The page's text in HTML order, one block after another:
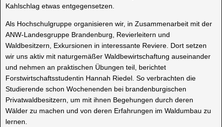
Kahlschlag etwas entgegensetzen.
Als Hochschulgruppe organisieren wir, in Zusammenarbeit mit der
ANW-Landesgruppe Brandenburg, Revierleitern und
Waldbesitzern, Exkursionen in interessante Reviere. Dort setzen
wir uns aktiv mit naturgemäßer Waldbewirtschaftung auseinander
und nehmen an praktischen Übungen teil, berichtet
Forstwirtschaftsstudentin Hannah Riedel. So verbrachten die
Studierende schon Wochenenden bei brandenburgischen
Privatwaldbesitzern, um mit ihnen Begehungen durch deren
Wälder zu machen und von deren Erfahrungen im Waldumbau zu
lernen.